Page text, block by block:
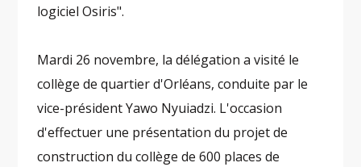
logiciel Osiris".
Mardi 26 novembre, la délégation a visité le
collège de quartier d'Orléans, conduite par le
vice-président Yawo Nyuiadzi. L'occasion
d'effectuer une présentation du projet de
construction du collège de 600 places de